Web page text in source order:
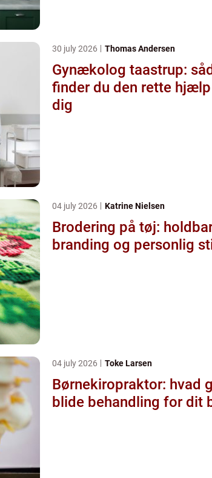
30 july 2026 Thomas Andersen
Gynækolog taastrup:
finder du den rette
dig
04 july 2026 Katrine Nielsen
Brodering på tøj:
branding og personlig
04 july 2026 Toke Larsen
Børnekiropraktor: hvad
blide behandling for dit